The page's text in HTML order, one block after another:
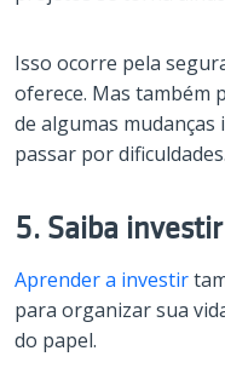
Isso ocorre pela
oferece. Mas também
de algumas
passar por dificuldades.
5. Saiba investir
Aprender a investir
para organizar sua
do papel.